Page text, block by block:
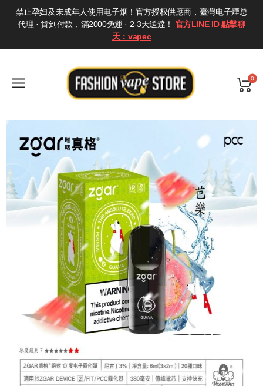
禁止孕妇及未成年人使用电子烟！官方授权供應商，臺灣电子煙总
代理 · 貨到付款，滿2000免運 · 2-3天送達！ 官方LINE ID 點擊聊
天：vapec
0